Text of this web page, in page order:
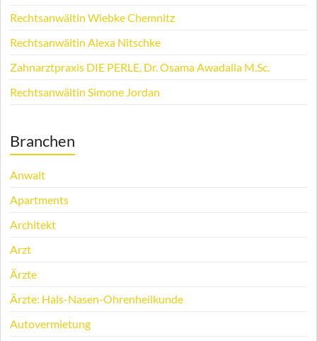
Rechtsanwältin Wiebke Chemnitz
Rechtsanwältin Alexa Nitschke
Zahnarztpraxis DIE PERLE, Dr. Osama Awadalla M.Sc.
Rechtsanwältin Simone Jordan
Branchen
Anwalt
Apartments
Architekt
Arzt
Ärzte
Ärzte: Hals-Nasen-Ohrenheilkunde
Autovermietung